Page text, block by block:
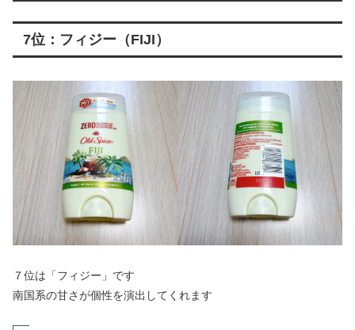
7位：フィジー（FIJI）
７位は「フィジー」です
南国系の甘さが個性を演出してくれます